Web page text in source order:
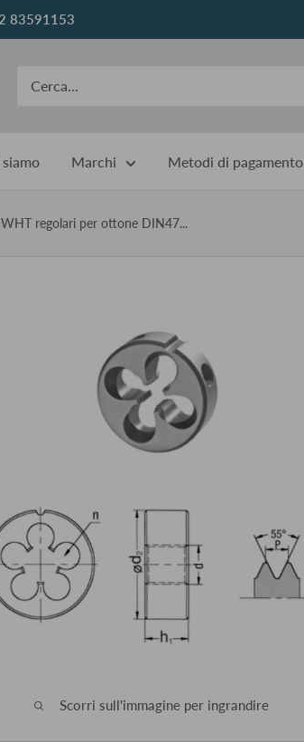
83591153
Marchi Metodi di pagamento
WHT regolari per ottone DIN47...
Scorri sull'immagine per ingrandire